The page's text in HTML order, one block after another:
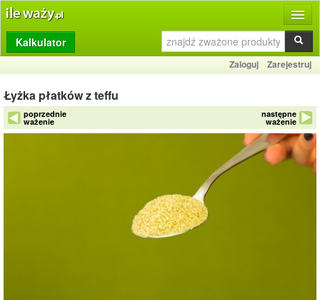
Produkty
Dziennik
Przelicznik
Porównywarka
Kalkulator
Zaloguj Zarejestruj
Łyżka płatków z teffu
poprzednie
ważenie
następne
ważenie